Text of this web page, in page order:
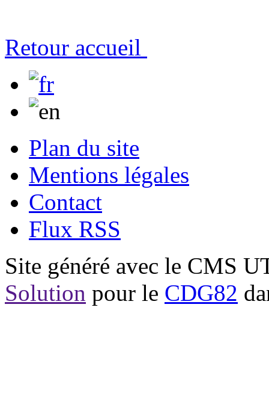
Retour accueil
Plan du site
Mentions légales
Contact
Flux RSS
Site généré avec le CMS
Solution pour le CDG82